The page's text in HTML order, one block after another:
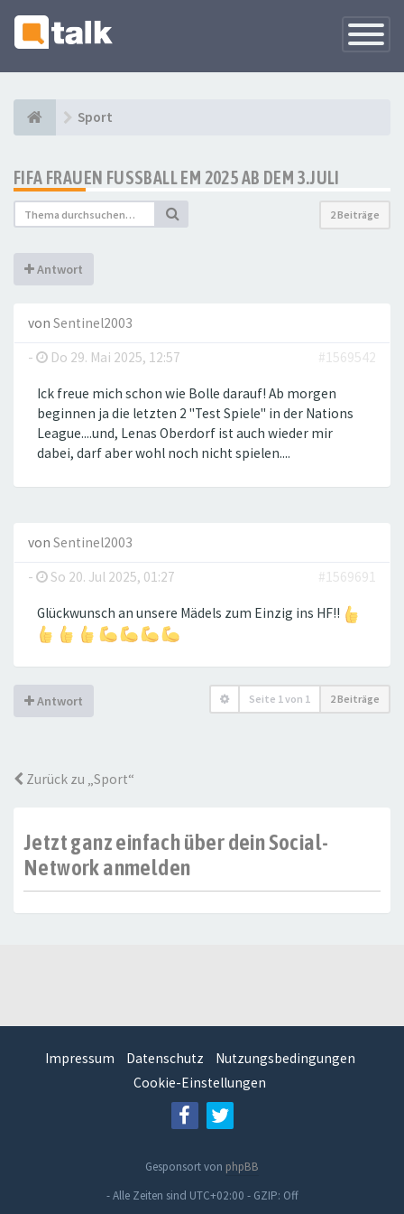
Sport
FIFA FRAUEN FUSSBALL EM 2025 AB DEM 3.JULI
2 Beiträge
Antwort
von Sentinel2003
-
Do 29. Mai 2025, 12:57 #1569542
Ick freue mich schon wie Bolle darauf! Ab morgen
beginnen ja die letzten 2 "Test Spiele" in der Nations
League....und, Lenas Oberdorf ist auch wieder mir
dabei, darf aber wohl noch nicht spielen....
von Sentinel2003
-
So 20. Jul 2025, 01:27 #1569691
Glückwunsch an unsere Mädels zum Einzig ins HF!!
Antwort Seite 1von 1 2 Beiträge
Zurück zu „Sport“
Jetzt ganz einfach über dein Social-
Network anmelden
Impressum Datenschutz
Nutzungsbedingungen
Cookie-Einstellungen
Gesponsort von phpBB
- Alle Zeiten sind UTC+02:00 - GZIP: Off